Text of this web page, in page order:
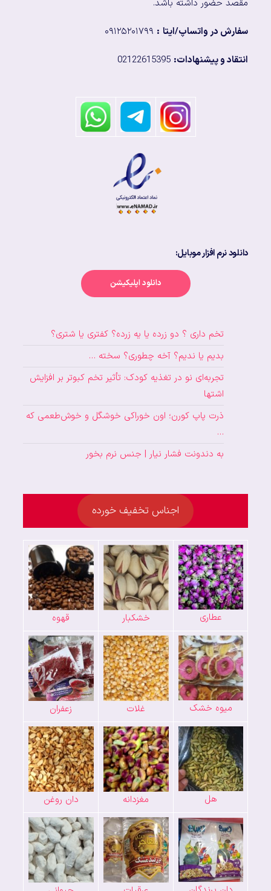
مقصد حضور داشته باشد.
سفارش در واتساپ/ایتا :
انتقاد و پیشنهادات:
دانلود نرم افزار موبایل:
دانلود اپلیکیشن
تخم داری ؟ دو زرده یا یه زرده؟ کفتری یا شتری؟
بدیم یا ندیم؟ آخه چطوری؟ سخته …
تجربه‌ای نو در تغذیه کودک: تأثیر تخم کبوتر بر افزایش
اشتها
ذرت پاپ کورن؛ اون خوراکی خوشگل و خوش‌طعمی که
…
به دندونت فشار نیار | جنس نرم بخور
اجناس تخفیف خورده
عطاری خشکبار قهوه
میوه خشک غلات زعفران
هل مغزدانه دان روغن